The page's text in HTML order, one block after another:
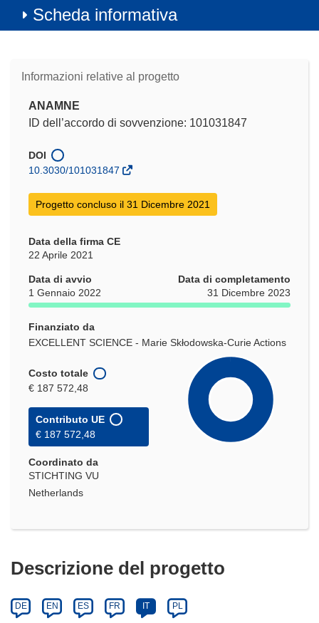
Scheda informativa
Informazioni relative al progetto
ANAMNE
ID dell’accordo di sovvenzione: 101031847
DOI
10.3030/101031847
Progetto concluso il 31 Dicembre 2021
Data della firma CE
22 Aprile 2021
Data di avvio
1 Gennaio 2022
Data di completamento
31 Dicembre 2023
Finanziato da
EXCELLENT SCIENCE - Marie Skłodowska-Curie Actions
Costo totale
€ 187 572,48
Contributo UE
€ 187 572,48
Coordinato da
STICHTING VU
Netherlands
Descrizione del progetto
DE EN ES FR IT PL